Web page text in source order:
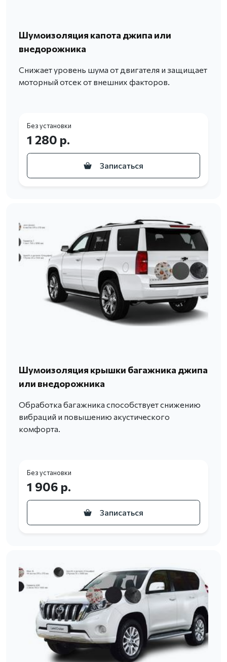
Шумоизоляция капота джипа или
внедорожника
Снижает уровень шума от двигателя и защищает
моторный отсек от внешних факторов.
Без установки
1 280 р.
Записаться
Шумоизоляция крышки багажника джипа
или внедорожника
Обработка багажника способствует снижению
вибраций и повышению акустического
комфорта.
Без установки
1 906 р.
Записаться